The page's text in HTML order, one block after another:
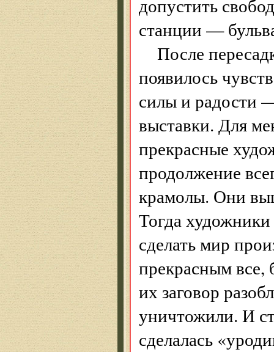
допустить
станции —
После
появилось
силы и радости
выставки. Для
прекрасные
продолжение
крамолы. Они
Тогда
сделать мир
прекрасным все,
их заговор
уничтожили. И
сделалась